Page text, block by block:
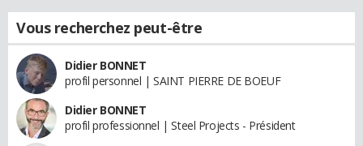
Vous recherchez peut-être
Didier BONNET
profil personnel | SAINT PIERRE DE BOEUF
Didier BONNET
profil professionnel | Steel Projects - Président